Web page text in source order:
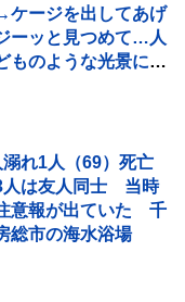
ケージを出してあげ
ーッと見つめて…人
ものような光景に反
溺れ1人（69）死亡
人は友人同士 当時
意報が出ていた 千
総市の海水浴場